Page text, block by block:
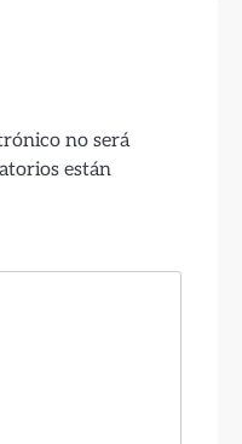
no será
están